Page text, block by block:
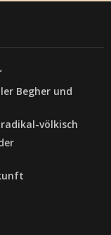
Begher und
völkisch